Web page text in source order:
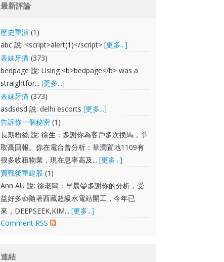
最新評論
歷史重演 (1)
abc 說: <script>alert(1)</script>[更多...]
表妹牙痛 (373)
bedpage 說: Using <b>bedpage</b> was a
straightfor...[更多...]
表妹牙痛 (373)
asdsdsd 說: delhi escorts[更多...]
告訴你一個秘密 (1)
長期粉絲 說: 徐生：多謝你為客戶多次換馬，爭
取高回報。你在電台曾分析：華潤置地1109有
很多收租物業，現在息率高及...[更多...]
買戰後重建股 (1)
Ann AU 說: 徐老闆：早晨😀多謝你的分析，受
益好多👍隨著西藏超級水電站開工，今年已
來，DEEPSEEK,KIM...[更多...]
Comment RSS
連結